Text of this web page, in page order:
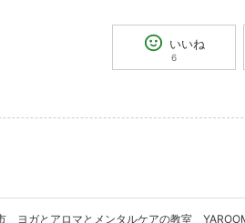
いいね
6
ヨガとアロマとメンタルケアの教室